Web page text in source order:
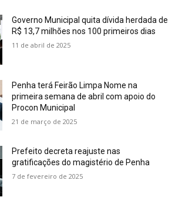
Governo Municipal quita dívida herdada de
R$ 13,7 milhões nos 100 primeiros dias
11 de abril de 2025
Penha terá Feirão Limpa Nome na
primeira semana de abril com apoio do
Procon Municipal
21 de março de 2025
Prefeito decreta reajuste nas
gratificações do magistério de Penha
7 de fevereiro de 2025